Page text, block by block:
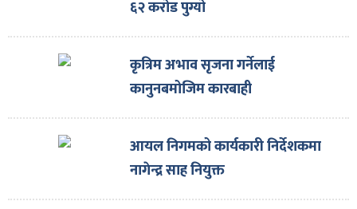
६२ करोड पुग्यो
कृत्रिम अभाव सृजना गर्नेलाई
कानुनबमोजिम कारबाही
आयल निगमको कार्यकारी निर्देशकमा
नागेन्द्र साह नियुक्त